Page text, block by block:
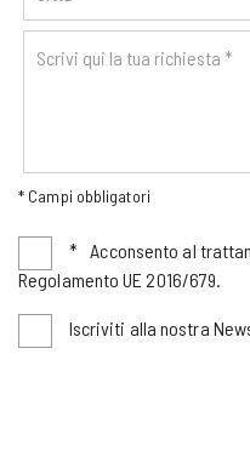
* Campi obbligatori
* Acconsento al
Regolamento UE 2016/679.
Iscriviti alla nostra